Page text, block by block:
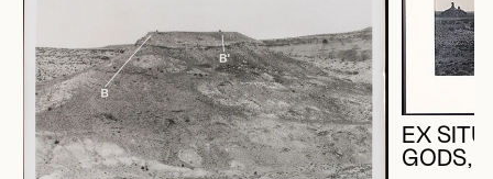
EX
GODS,